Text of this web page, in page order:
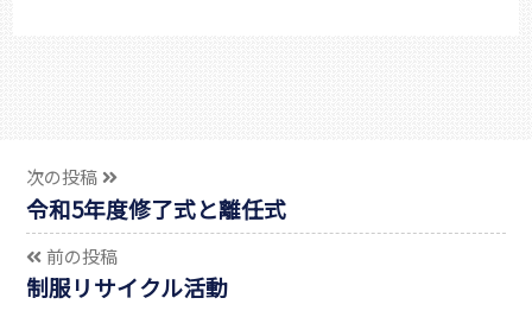
次の投稿
令和5年度修了式と離任式
前の投稿
制服リサイクル活動